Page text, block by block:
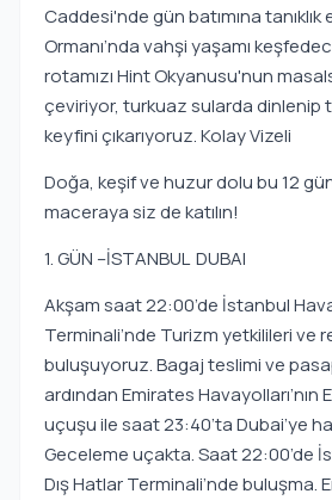
Caddesi'nde gün batımına
Ormanı’nda vahşi yaşamı
rotamızı Hint Okyanusu'nun
çeviriyor, turkuaz sularda dinlenip
keyfini çıkarıyoruz. Kolay Vizeli
Doğa, keşif ve huzur dolu bu 12
maceraya siz de katılın!
1. GÜN –İSTANBUL DUBAI
Akşam saat 22:00’de İstanbul
Terminali’nde Turizm yetkilileri ve
buluşuyoruz. Bagaj teslimi ve
ardından Emirates Havayolları’nın
uçuşu ile saat 23:40’ta Dubai’ye
Geceleme uçakta. Saat 22:00’de
Dış Hatlar Terminali’nde buluşma.